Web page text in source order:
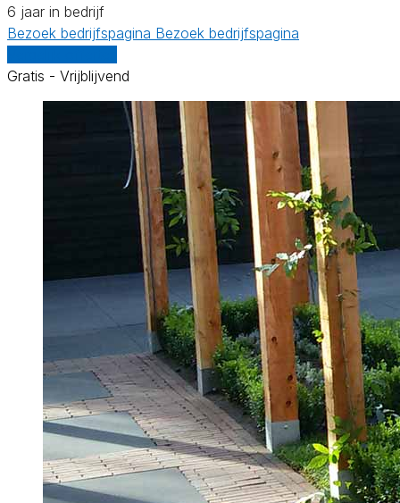
6 jaar in bedrijf
Bezoek bedrijfspagina Bezoek bedrijfspagina
Gratis - Vrijblijvend